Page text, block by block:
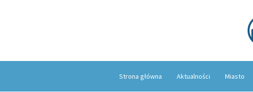
Strona główna Aktualności Miasto